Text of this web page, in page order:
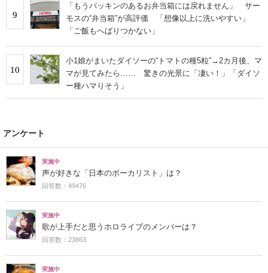
9
「もうパッキンのあるお弁当箱には戻れません」 サー
モスの“弁当箱”が高評価 「想像以上に洗いやすい」
「ご飯もへばりつかない」
10
小1娘がまいたダイソーの“トマトの種5粒”→2カ月後、マ
マが見てみたら…… 驚きの光景に「凄い！」「ダイソ
ー種ハマりそう」
アンケート
実施中
声が好きな「日本のボーカリスト」は？
回答数：49476
実施中
歌が上手だと思うホロライブのメンバーは？
回答数：23863
実施中